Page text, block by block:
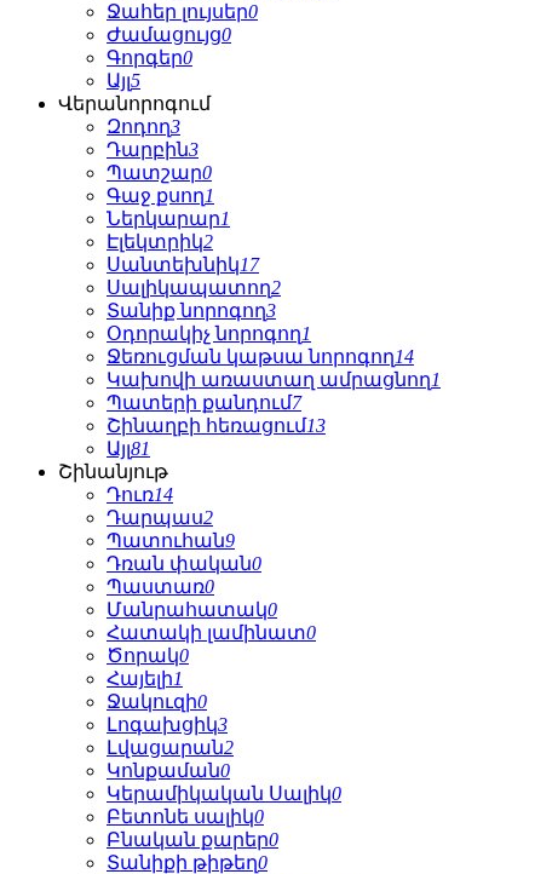
Ջահեր լույսեր0
Ժամացույց0
Գորգեր0
Այլ5
Վերանորոգում
Զոդող3
Դարբին3
Պատշար0
Գաջ քսող1
Ներկարար1
Էլեկտրիկ2
Սանտեխնիկ17
Սալիկապատող2
Տանիք նորոգող3
Օդորակիչ նորոգող1
Ջեռուցման կաթսա նորոգող14
Կախովի առաստաղ ամրացնող1
Պատերի քանդում7
Շինաղբի հեռացում13
Այլ81
Շինանյութ
Դուռ14
Դարպաս2
Պատուհան9
Դռան փական0
Պաստառ0
Մանրահատակ0
Հատակի լամինատ0
Ծորակ0
Հայելի1
Ջակուզի0
Լոգախցիկ3
Լվացարան2
Կոնքաման0
Կերամիկական Սալիկ0
Բետոնե սալիկ0
Բնական քարեր0
Տանիքի թիթեղ0